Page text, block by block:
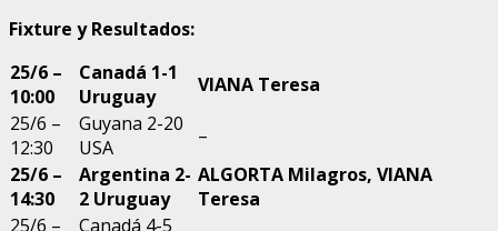
Fixture y Resultados:
25/6 –
10:00
Canadá 1-1
Uruguay
VIANA Teresa
25/6 –
12:30
Guyana 2-20
USA
–
25/6 –
14:30
Argentina 2-
2 Uruguay
ALGORTA Milagros, VIANA
Teresa
25/6 –
Canadá 4-5